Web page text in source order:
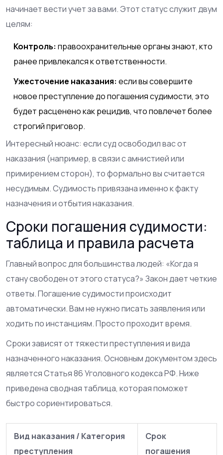
начинает вести учет за вами. Этот статус служит двум
целям:
Контроль: правоохранительные органы знают, кто
ранее привлекался к ответственности.
Ужесточение наказания: если вы совершите
новое преступление до погашения судимости, это
будет расценено как рецидив, что повлечет более
строгий приговор.
Интересный нюанс: если суд освободил вас от
наказания (например, в связи с амнистией или
примирением сторон), то формально вы считается
несудимым. Судимость привязана именно к факту
назначения и отбытия наказания.
Сроки погашения судимости:
таблица и правила расчета
Главный вопрос для большинства людей: «Когда я
стану свободен от этого статуса?» Закон дает четкие
ответы. Погашение судимости происходит
автоматически. Вам не нужно писать заявления или
ходить по инстанциям. Просто проходит время.
Сроки зависят от тяжести преступления и вида
назначенного наказания. Основным документом здесь
являетсяСтатья 86 Уголовного кодекса РФ. Ниже
приведена сводная таблица, которая поможет
быстро сориентироваться.
Вид наказания / Категория
преступления
Срок
погашения